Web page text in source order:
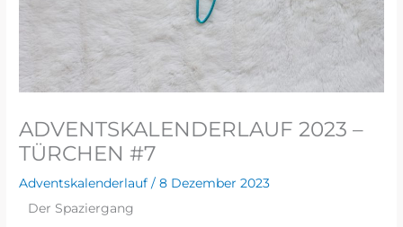
ADVENTSKALENDERLAUF 2023 –
TÜRCHEN #7
Adventskalenderlauf /8 Dezember 2023
Der Spaziergang